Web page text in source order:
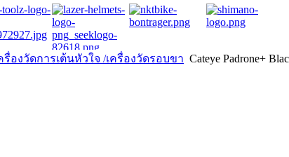
รื่องวัดการเต้นหัวใจ /เครื่องวัดรอบขา Cateye Padrone+